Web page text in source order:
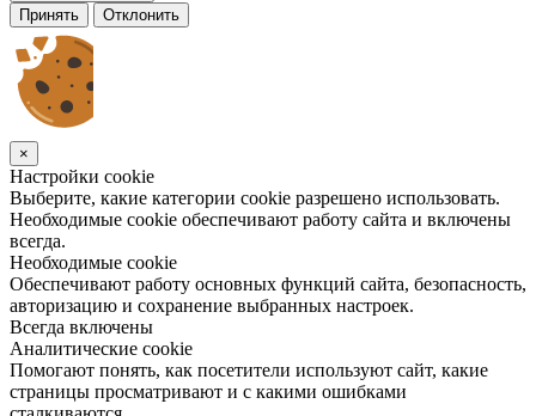
Принять
Отклонить
×
Настройки cookie
Выберите, какие категории cookie разрешено использовать.
Необходимые cookie обеспечивают работу сайта и включены
всегда.
Необходимые cookie
Обеспечивают работу основных функций сайта, безопасность,
авторизацию и сохранение выбранных настроек.
Всегда включены
Аналитические cookie
Помогают понять, как посетители используют сайт, какие
страницы просматривают и с какими ошибками